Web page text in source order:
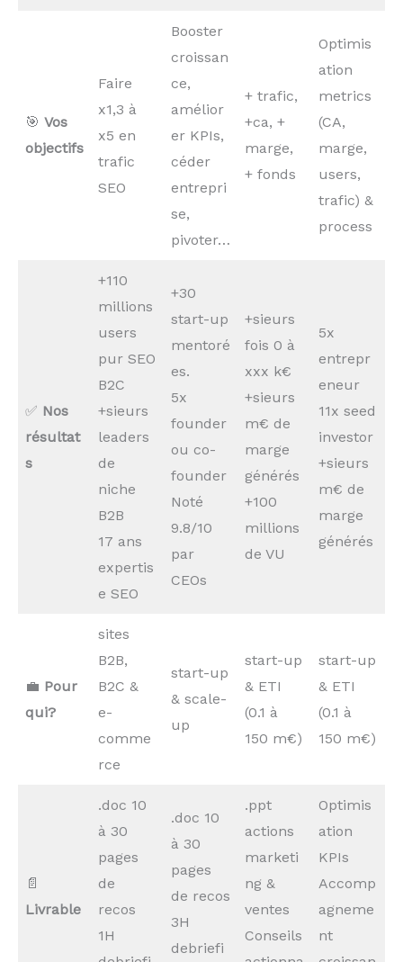
🎯 Vos
objectifs
Faire
x1,3 à
x5 en
trafic
SEO
Booster
croissan
ce,
amélior
er KPIs,
céder
entrepri
se,
pivoter…
+ trafic,
+ca, +
marge,
+ fonds
Optimis
ation
metrics
(CA,
marge,
users,
trafic) &
process
✅ Nos
résultat
s
+110
millions
users
pur SEO
B2C
+sieurs
leaders
de
niche
B2B
17 ans
expertis
e SEO
+30
start-up
mentoré
es.
5x
founder
ou co-
founder
Noté
9.8/10
par
CEOs
+sieurs
fois 0 à
xxx k€
+sieurs
m€ de
marge
générés
+100
millions
de VU
5x
entrepr
eneur
11x seed
investor
+sieurs
m€ de
marge
générés
💼 Pour
qui?
sites
B2B,
B2C &
e-
comme
rce
start-up
& scale-
up
start-up
& ETI
(0.1 à
150 m€)
start-up
& ETI
(0.1 à
150 m€)
📄
Livrable
.doc 10
à 30
pages
de
recos
1H
.doc 10
à 30
pages
de recos
3H
debriefi
.ppt
actions
marketi
ng &
ventes
Conseils
Optimis
ation
KPIs
Accomp
agneme
nt